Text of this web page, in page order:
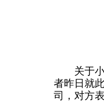
关于小
者昨日就
司，对方